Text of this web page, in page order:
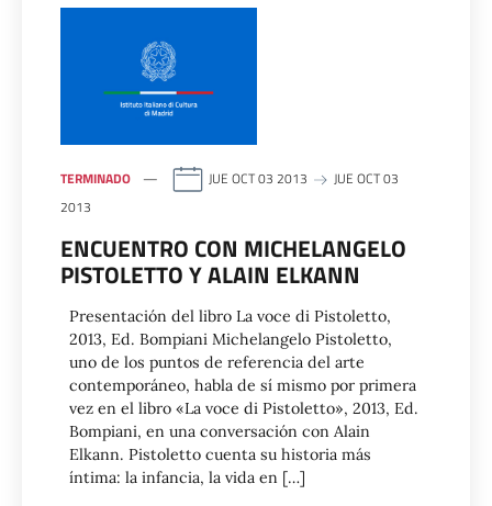
TERMINADO JUE OCT 03 2013
JUE OCT 03
2013
ENCUENTRO CON MICHELANGELO
PISTOLETTO Y ALAIN ELKANN
Presentación del libro La voce di Pistoletto,
2013, Ed. Bompiani Michelangelo Pistoletto,
uno de los puntos de referencia del arte
contemporáneo, habla de sí mismo por primera
vez en el libro «La voce di Pistoletto», 2013, Ed.
Bompiani, en una conversación con Alain
Elkann. Pistoletto cuenta su historia más
íntima: la infancia, la vida en […]